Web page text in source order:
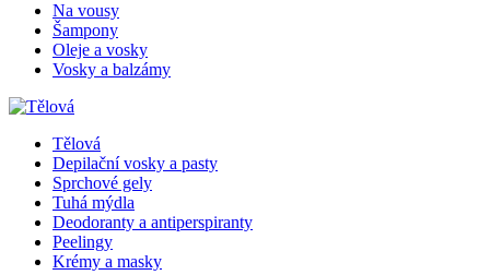
Na vousy
Šampony
Oleje a vosky
Vosky a balzámy
Tělová
Depilační vosky a pasty
Sprchové gely
Tuhá mýdla
Deodoranty a antiperspiranty
Peelingy
Krémy a masky